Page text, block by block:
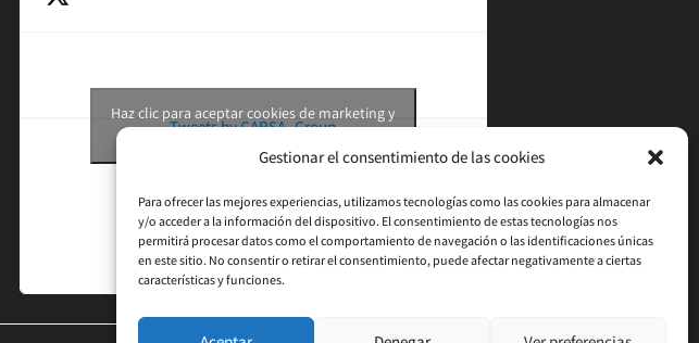
Gestionar el consentimiento de las cookies
Para ofrecer las mejores experiencias, utilizamos tecnologías como las cookies para almacenar
y/o acceder a la información del dispositivo. El consentimiento de estas tecnologías nos
permitirá procesar datos como el comportamiento de navegación o las identificaciones únicas
en este sitio. No consentir o retirar el consentimiento, puede afectar negativamente a ciertas
características y funciones.
Tweets by CARSA_Group
Haz clic para aceptar cookies de marketing y